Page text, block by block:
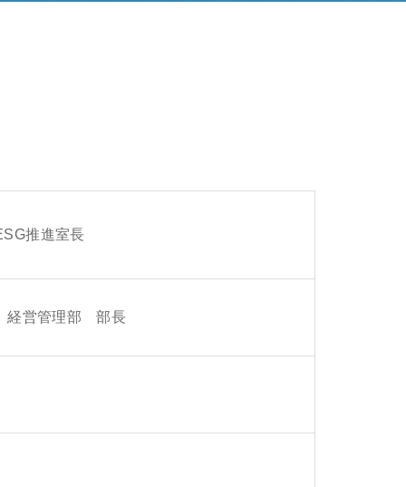
推進室長
営管理部 部長